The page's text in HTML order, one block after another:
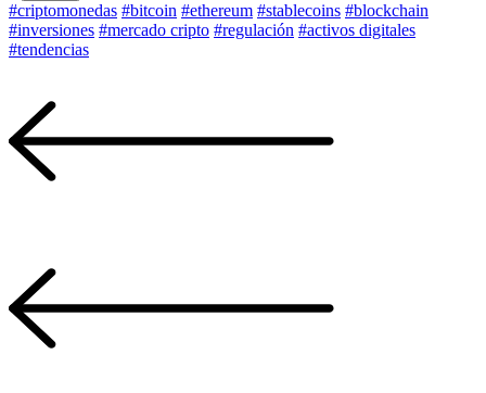
#criptomonedas #bitcoin #ethereum #stablecoins #blockchain
#inversiones #mercado cripto #regulación #activos digitales
#tendencias